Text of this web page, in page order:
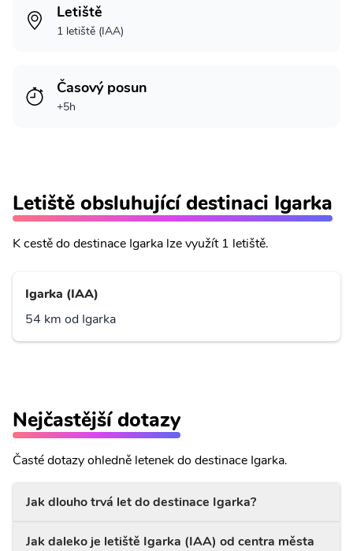
Letiště
1 letiště (IAA)
Časový posun
+5h
Letiště obsluhující destinaci Igarka
K cestě do destinace Igarka lze využít 1 letiště.
Igarka (IAA)
54 km od Igarka
Nejčastější dotazy
Časté dotazy ohledně letenek do destinace Igarka.
Jak dlouho trvá let do destinace Igarka?
Jak daleko je letiště Igarka (IAA) od centra města